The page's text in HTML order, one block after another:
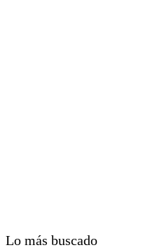
Lo más buscado